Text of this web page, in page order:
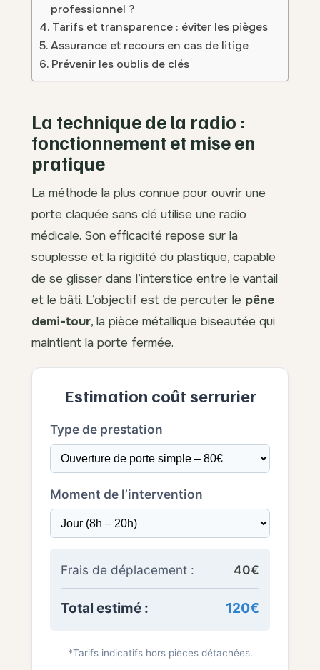
professionnel ?
Tarifs et transparence : éviter les pièges
Assurance et recours en cas de litige
Prévenir les oublis de clés
La technique de la radio :
fonctionnement et mise en
pratique
La méthode la plus connue pour ouvrir une
porte claquée sans clé utilise une radio
médicale. Son efficacité repose sur la
souplesse et la rigidité du plastique, capable
de se glisser dans l’interstice entre le vantail
et le bâti. L’objectif est de percuter le pêne
demi-tour, la pièce métallique biseautée qui
maintient la porte fermée.
Estimation coût serrurier
Type de prestation
Moment de l’intervention
Frais de déplacement : 40€
Total estimé : 120€
*Tarifs indicatifs hors pièces détachées.